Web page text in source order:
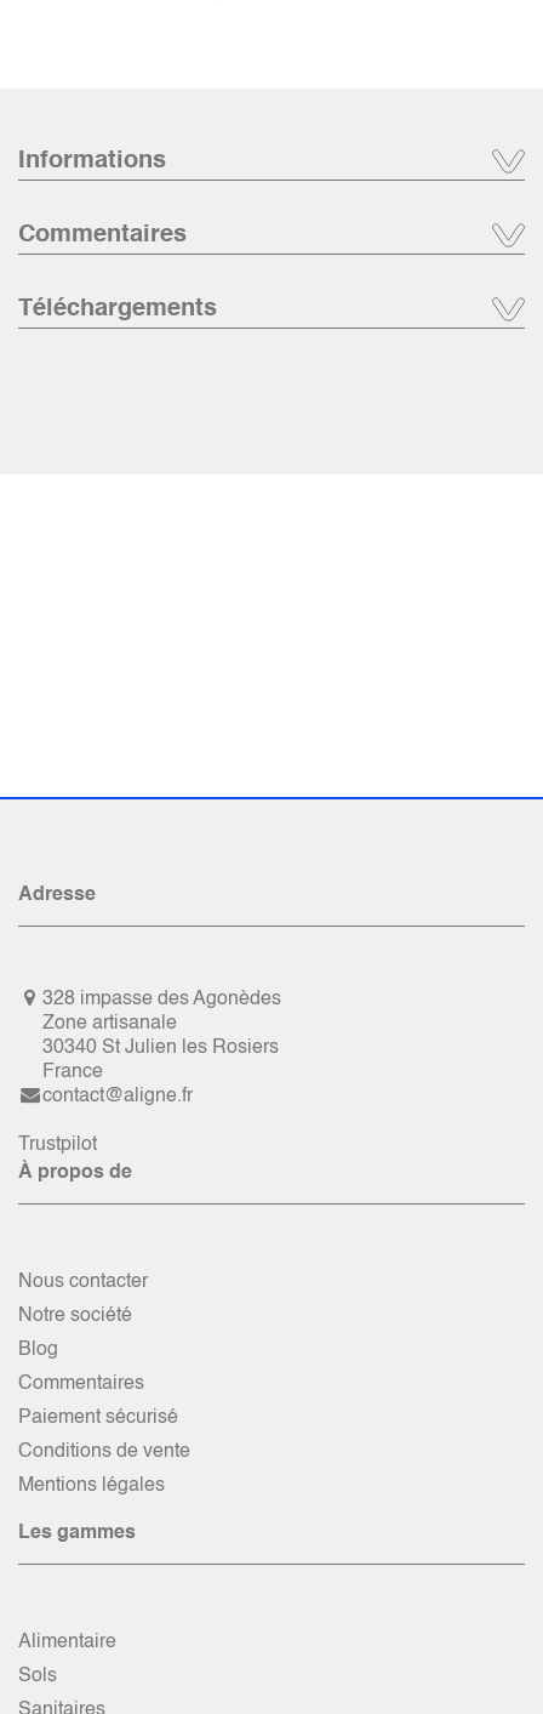
Informations
Commentaires
Téléchargements
Adresse
328 impasse des Agonèdes
Zone artisanale
30340 St Julien les Rosiers
France
contact@aligne.fr
Trustpilot
À propos de
Nous contacter
Notre société
Blog
Commentaires
Paiement sécurisé
Conditions de vente
Mentions légales
Les gammes
Alimentaire
Sols